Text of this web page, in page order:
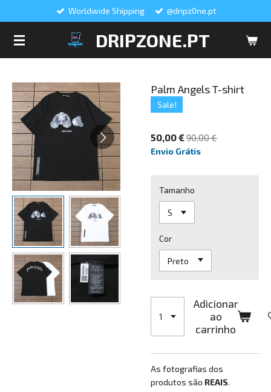
DRIPZONE.PT
Worldwide Shipping @dripz0ne.pt
Palm Angels T-shirt
Sale!
50,00 €90,00 €
Envio Grátis
Tamanho
Cor
Adicionar
ao
carrinho
As fotografias dos
produtos são REAIS.